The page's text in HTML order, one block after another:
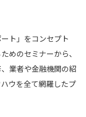
ト」をコンセプト
めのセミナーから、
業者や金融機関の紹
ウを全て網羅したプ